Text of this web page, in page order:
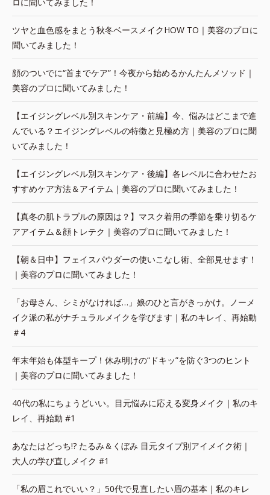
ツヤと血色感をまとう秋冬ベースメイクHOW TO｜美容のプロに
聞いてみました！
顔のついでに“首までケア”！今夜から始めるかんたんメソッド｜
美容のプロに聞いてみました！
【エイジングレベル別スキンケア・前編】今、悩みはどこまで進
んでいる？エイジングレベルの特徴と見極め方｜美容のプロに聞
いてみました！
【エイジングレベル別スキンケア・後編】各レベルに合わせたお
すすめケア方法＆アイテム｜美容のプロに聞いてみました！
【真冬の肌トラブルの原因は？】マスク着用の季節を乗り切るケ
アアイテム＆顔トレテク｜美容のプロに聞いてみました！
【朝＆日中】フェイスパウダーの使いこなし術、全部見せます！
｜美容のプロに聞いてみました！
「お母さん、シミがなければ…」娘のひと言がきっかけ。ノーメ
イク派の私がナチュラルメイクを学びます｜私のキレイ、再始動
＃4
年末年始も体型キープ！休み明けの“ドキッ”を防ぐ3つのヒント
｜美容のプロに聞いてみました！
40代の私にちょうどいい。目元悩みに応える変身メイク｜私のキ
レイ、再始動 #1
あなたはどっち!? たるみ＆くぼみ 目元タイプ別アイメイク術｜
大人の学び直しメイク #1
「私の眉これでいい？」50代で見直したい眉の基本｜私のキレ